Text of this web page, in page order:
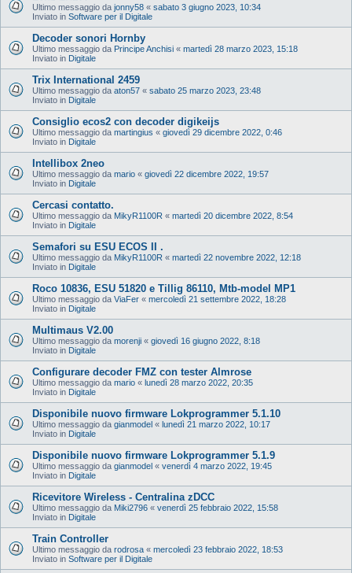
Ultimo messaggio da jonny58 « sabato 3 giugno 2023, 10:34
Inviato in Software per il Digitale
Decoder sonori Hornby
Ultimo messaggio da Principe Anchisi « martedì 28 marzo 2023, 15:18
Inviato in Digitale
Trix International 2459
Ultimo messaggio da aton57 « sabato 25 marzo 2023, 23:48
Inviato in Digitale
Consiglio ecos2 con decoder digikeijs
Ultimo messaggio da martingius « giovedì 29 dicembre 2022, 0:46
Inviato in Digitale
Intellibox 2neo
Ultimo messaggio da mario « giovedì 22 dicembre 2022, 19:57
Inviato in Digitale
Cercasi contatto.
Ultimo messaggio da MikyR1100R « martedì 20 dicembre 2022, 8:54
Inviato in Digitale
Semafori su ESU ECOS II .
Ultimo messaggio da MikyR1100R « martedì 22 novembre 2022, 12:18
Inviato in Digitale
Roco 10836, ESU 51820 e Tillig 86110, Mtb-model MP1
Ultimo messaggio da ViaFer « mercoledì 21 settembre 2022, 18:28
Inviato in Digitale
Multimaus V2.00
Ultimo messaggio da morenji « giovedì 16 giugno 2022, 8:18
Inviato in Digitale
Configurare decoder FMZ con tester Almrose
Ultimo messaggio da mario « lunedì 28 marzo 2022, 20:35
Inviato in Digitale
Disponibile nuovo firmware Lokprogrammer 5.1.10
Ultimo messaggio da gianmodel « lunedì 21 marzo 2022, 10:17
Inviato in Digitale
Disponibile nuovo firmware Lokprogrammer 5.1.9
Ultimo messaggio da gianmodel « venerdì 4 marzo 2022, 19:45
Inviato in Digitale
Ricevitore Wireless - Centralina zDCC
Ultimo messaggio da Miki2796 « venerdì 25 febbraio 2022, 15:58
Inviato in Digitale
Train Controller
Ultimo messaggio da rodrosa « mercoledì 23 febbraio 2022, 18:53
Inviato in Software per il Digitale